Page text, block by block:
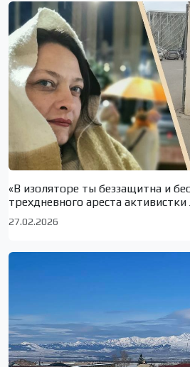
«В изоляторе ты беззащитна и
трехдневного ареста
27.02.2026